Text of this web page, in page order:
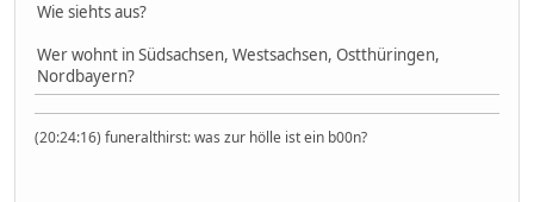
Wie siehts aus?
Wer wohnt in Südsachsen, Westsachsen, Ostthüringen,
Nordbayern?
(20:24:16) funeralthirst: was zur hölle ist ein b00n?